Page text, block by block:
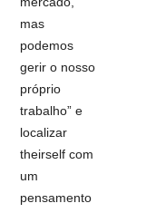
mas
podemos
gerir o nosso
próprio
trabalho” e
localizar
theirself com
um
pensamento